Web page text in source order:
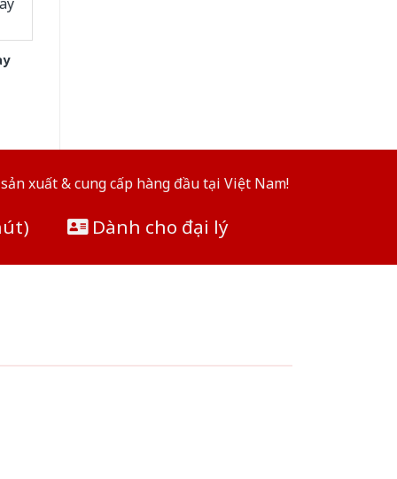
xuất & cung cấp hàng đầu tại Việt Nam!
Dành cho đại lý